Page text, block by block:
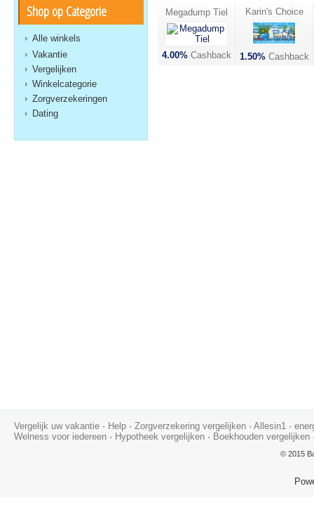
Shop op Categorie
Alle winkels
Vakantie
Vergelijken
Winkelcategorie
Zorgverzekeringen
Dating
Megadump Tiel
4.00%Cashback
Karin's Choice
1.50%Cashback
Vergelijk uw vakantie · Help · Zorgverzekering vergelijken · Allesin1 ·
Welness voor iedereen· Hypotheek vergelijken· Boekhouden vergelijken
© 2015